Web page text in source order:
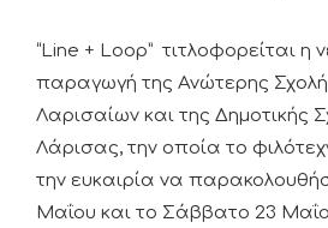
“Line + Loop” τιτλοφορείται
παραγωγή της Ανώτερης
Λαρισαίων και της Δημοτικής
Λάρισας, την οποία το
την ευκαιρία να
Μαΐου και το Σάββατο 23